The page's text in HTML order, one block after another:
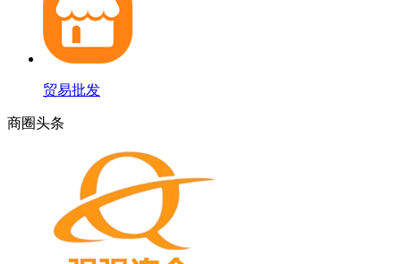
贸易批发
商圈头条